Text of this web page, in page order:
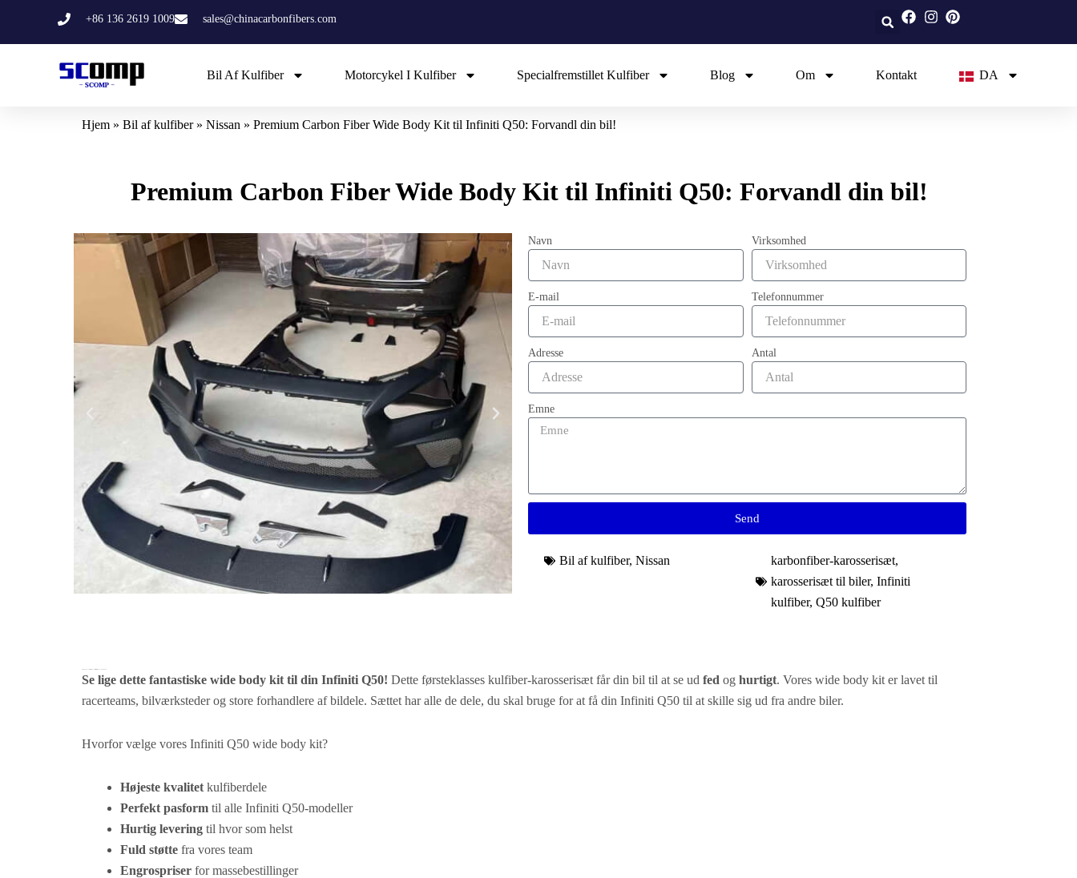
+86 136 2619 1009 sales@chinacarbonfibers.com
Bil Af Kulfiber Motorcykel I Kulfiber Specialfremstillet Kulfiber Blog Om Kontakt DA
Hjem » Bil af kulfiber» Nissan » Premium Carbon Fiber Wide Body Kit til Infiniti Q50: Forvandl din bil!
Premium Carbon Fiber Wide Body Kit til Infiniti Q50: Forvandl din bil!
Navn Virksomhed
E-mail Telefonnummer
Adresse Antal
Emne
Send
Bil af kulfiber,Nissan karbonfiber-karosserisæt,
karosserisæt til biler, Infiniti
kulfiber, Q50 kulfiber
Se lige dette fantastiske wide body kit til din Infiniti Q50! Dette førsteklasses kulfiber-karosserisæt får din bil til at se ud fed og hurtigt. Vores wide body kit er lavet til
racerteams, bilværksteder og store forhandlere af bildele. Sættet har alle de dele, du skal bruge for at få din Infiniti Q50 til at skille sig ud fra andre biler.
Hvorfor vælge vores Infiniti Q50 wide body kit?
Højeste kvalitet kulfiberdele
Perfekt pasform til alle Infiniti Q50-modeller
Hurtig levering til hvor som helst
Fuld støtte fra vores team
Engrospriser for massebestillinger